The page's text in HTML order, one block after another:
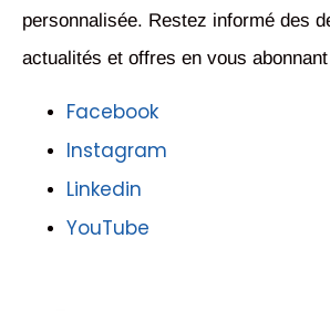
personnalisée. Restez informé des
actualités et offres en vous
Facebook
Instagram
Linkedin
YouTube